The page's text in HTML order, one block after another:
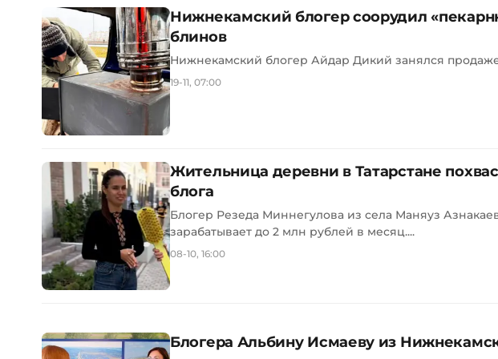
Нижнекамский блогер соорудил
блинов
Нижнекамский блогер Айдар Дикий занялся
19-11, 07:00
Жительница деревни в Татарстане
блога
Блогер Резеда Миннегулова из села Маняуз
зарабатывает до 2 млн рублей в месяц....
08-10, 16:00
Блогера Альбину Исмаеву из